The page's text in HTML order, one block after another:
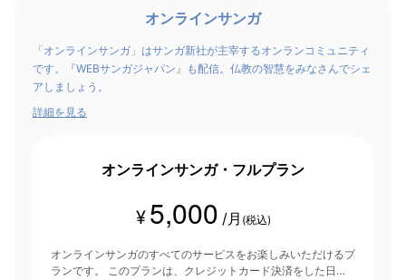
オンラインサンガ
「オンラインサンガ」はサンガ新社が主宰するオンランコミュニティ
です。『WEBサンガジャパン』も配信。仏教の智慧をみなさんでシェ
アしましょう。
詳細を見る
オンラインサンガ・フルプラン
¥ 5,000 /月 (税込)
オンラインサンガのすべてのサービスをお楽しみいただけるプ
ランです。 このプランは、クレジットカード決済をした日を